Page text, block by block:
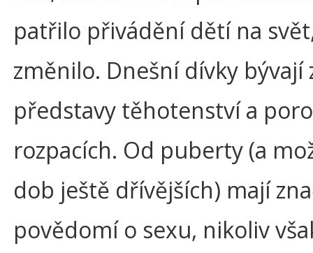
patřilo přivádění dětí na
změnilo. Dnešní dívky bývají
představy těhotenství a
rozpacích. Od puberty (a
dob ještě dřívějších) mají
povědomí o sexu, nikoliv